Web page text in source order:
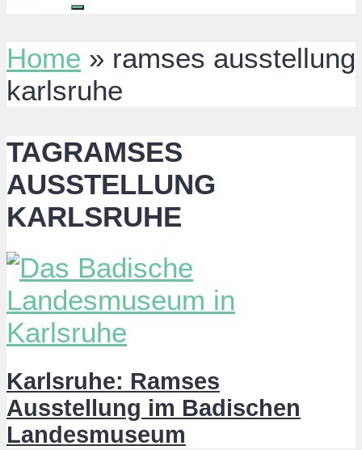
Home » ramses ausstellung
karlsruhe
TAGRAMSES
AUSSTELLUNG
KARLSRUHE
Karlsruhe: Ramses
Ausstellung im Badischen
Landesmuseum